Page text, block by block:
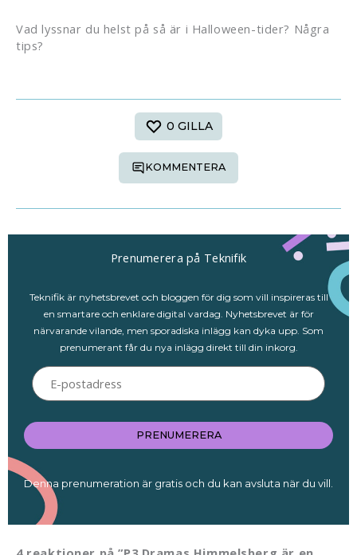
Vad lyssnar du helst på så är i Halloween-tider? Några
tips?
0 GILLA
KOMMENTERA
Prenumerera på Teknifik
Teknifik är nyhetsbrevet och bloggen för dig som vill inspireras till
en smartare och enklare digital vardag. Nyhetsbrevet är för
närvarande vilande, men sporadiska inlägg kan dyka upp. Som
prenumerant får du nya inlägg direkt till din inkorg.
E-
postadress
PRENUMERERA
Denna prenumeration är gratis och du kan avsluta när du vill.